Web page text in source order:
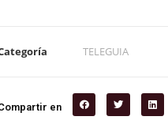
TELEGUIA
en